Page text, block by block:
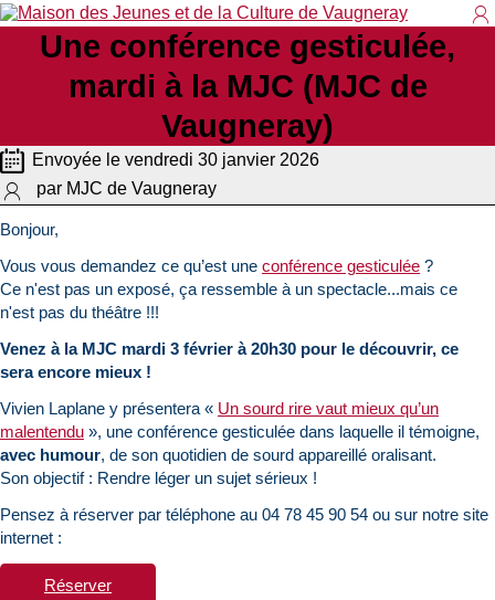
Une conférence gesticulée,
mardi à la MJC (MJC de
Vaugneray)
Envoyée le vendredi 30 janvier 2026
par MJC de Vaugneray
Bonjour,
Vous vous demandez ce qu’est une conférence gesticulée ?
Ce n'est pas un exposé, ça ressemble à un spectacle...mais ce
n'est pas du théâtre !!!
Venez à la MJC mardi 3 février à 20h30 pour le découvrir, ce
sera encore mieux !
Vivien Laplane y présentera « Un sourd rire vaut mieux qu’un
malentendu », une conférence gesticulée dans laquelle il témoigne,
avec humour, de son quotidien de sourd appareillé oralisant.
Son objectif : Rendre léger un sujet sérieux !
Pensez à réserver par téléphone au 04 78 45 90 54 ou sur notre site
internet :
Réserver